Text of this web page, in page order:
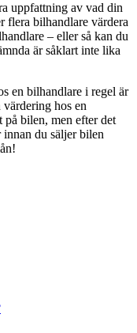
uppfattning av vad din
flera bilhandlare värdera
– eller så kan du
är såklart inte lika
en bilhandlare i regel är
hos en
på bilen, men efter det
du säljer bilen